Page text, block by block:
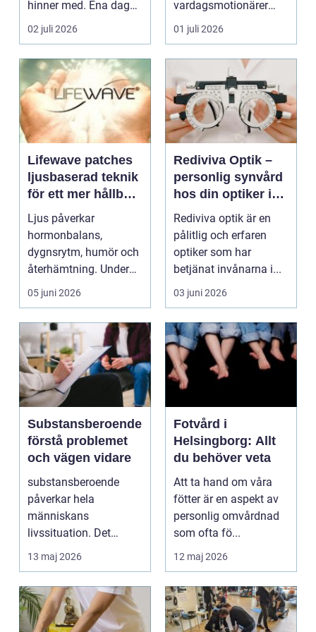
hinner med. Ena dagen
ryms hela foten i...
02 juli 2026
vardagsmotionärer
för...
01 juli 2026
Lifewave patches
ljusbaserad teknik
för ett mer hållbart
välbefinnande
Ljus påverkar
hormonbalans,
dygnsrytm, humör och
återhämtning. Under
senare år har en ny typ
av prod...
05 juni 2026
Rediviva Optik –
personlig synvård
hos din optiker i
Uppsala
Rediviva optik är en
pålitlig och erfaren
optiker som har
betjänat invånarna i...
03 juni 2026
Substansberoende
förstå problemet
och vägen vidare
substansberoende
påverkar hela
människans
livssituation. Det
handlar sällan bara
om alkohol, narkoti...
13 maj 2026
Fotvård i
Helsingborg: Allt
du behöver veta
Att ta hand om våra
fötter är en aspekt av
personlig omvårdnad
som ofta fö...
12 maj 2026